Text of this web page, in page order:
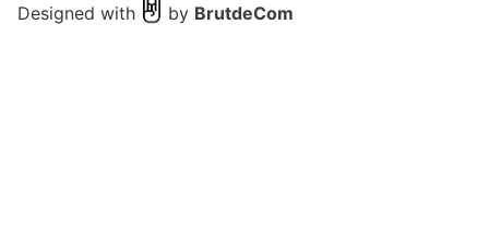
Designed with by BrutdeCom